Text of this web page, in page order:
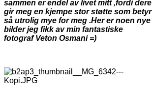
sammen er endel av livet mitt ,fordi dere
gir meg en kjempe stor støtte som betyr
så utrolig mye for meg .Her er noen nye
bilder jeg fikk av min fantastiske
fotograf Veton Osmani =)